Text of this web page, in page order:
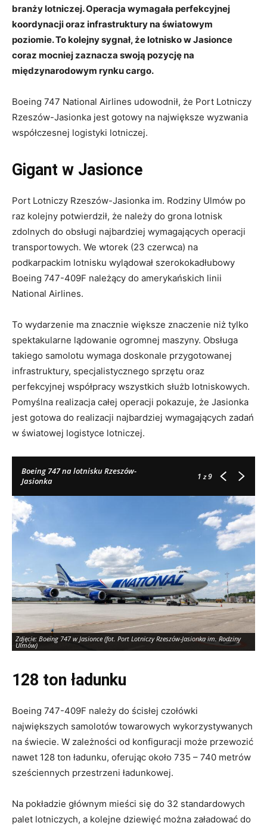
branży lotniczej. Operacja wymagała perfekcyjnej
koordynacji oraz infrastruktury na światowym
poziomie. To kolejny sygnał, że lotnisko w Jasionce
coraz mocniej zaznacza swoją pozycję na
międzynarodowym rynku cargo.
Boeing 747 National Airlines udowodnił, że Port Lotniczy
Rzeszów-Jasionka jest gotowy na największe wyzwania
współczesnej logistyki lotniczej.
Gigant w Jasionce
Port Lotniczy Rzeszów-Jasionka im. Rodziny Ulmów po
raz kolejny potwierdził, że należy do grona lotnisk
zdolnych do obsługi najbardziej wymagających operacji
transportowych. We wtorek (23 czerwca) na
podkarpackim lotnisku wylądował szerokokadłubowy
Boeing 747-409F należący do amerykańskich linii
National Airlines.
To wydarzenie ma znacznie większe znaczenie niż tylko
spektakularne lądowanie ogromnej maszyny. Obsługa
takiego samolotu wymaga doskonale przygotowanej
infrastruktury, specjalistycznego sprzętu oraz
perfekcyjnej współpracy wszystkich służb lotniskowych.
Pomyślna realizacja całej operacji pokazuje, że Jasionka
jest gotowa do realizacji najbardziej wymagających zadań
w światowej logistyce lotniczej.
Boeing 747 na lotnisku Rzeszów-
Jasionka
1z 9
Zdjęcie: Boeing 747 w Jasionce (fot. Port Lotniczy Rzeszów-Jasionka im. Rodziny
Ulmów)
128 ton ładunku
Boeing 747-409F należy do ścisłej czołówki
największych samolotów towarowych wykorzystywanych
na świecie. W zależności od konfiguracji może przewozić
nawet 128 ton ładunku, oferując około 735 – 740 metrów
sześciennych przestrzeni ładunkowej.
Na pokładzie głównym mieści się do 32 standardowych
palet lotniczych, a kolejne dziewięć można załadować do